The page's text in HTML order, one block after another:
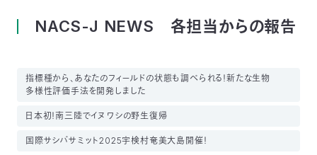
NACS-J NEWS 各担当からの報告
指標種から、あなたのフィールドの状態も調べられる！新たな生物
多様性評価手法を開発しました
日本初！南三陸でイヌワシの野生復帰
国際サシバサミット2025宇検村奄美大島開催！